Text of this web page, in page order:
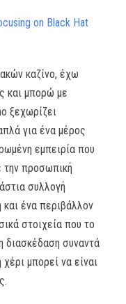
on Black Hat
καζίνο, έχω
και μπορώ με
ξεχωρίζει
για ένα μέρος
εμπειρία που
την προσωπική
συλλογή
και ένα περιβάλλον
στοιχεία που το
διασκέδαση συναντά
μπορεί να είναι